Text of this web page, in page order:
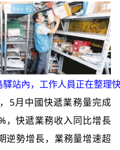
內，工作人員正在整理
月中國快遞業務量完成
，快遞業務收入同比增長
逆勢增長，業務量增速超